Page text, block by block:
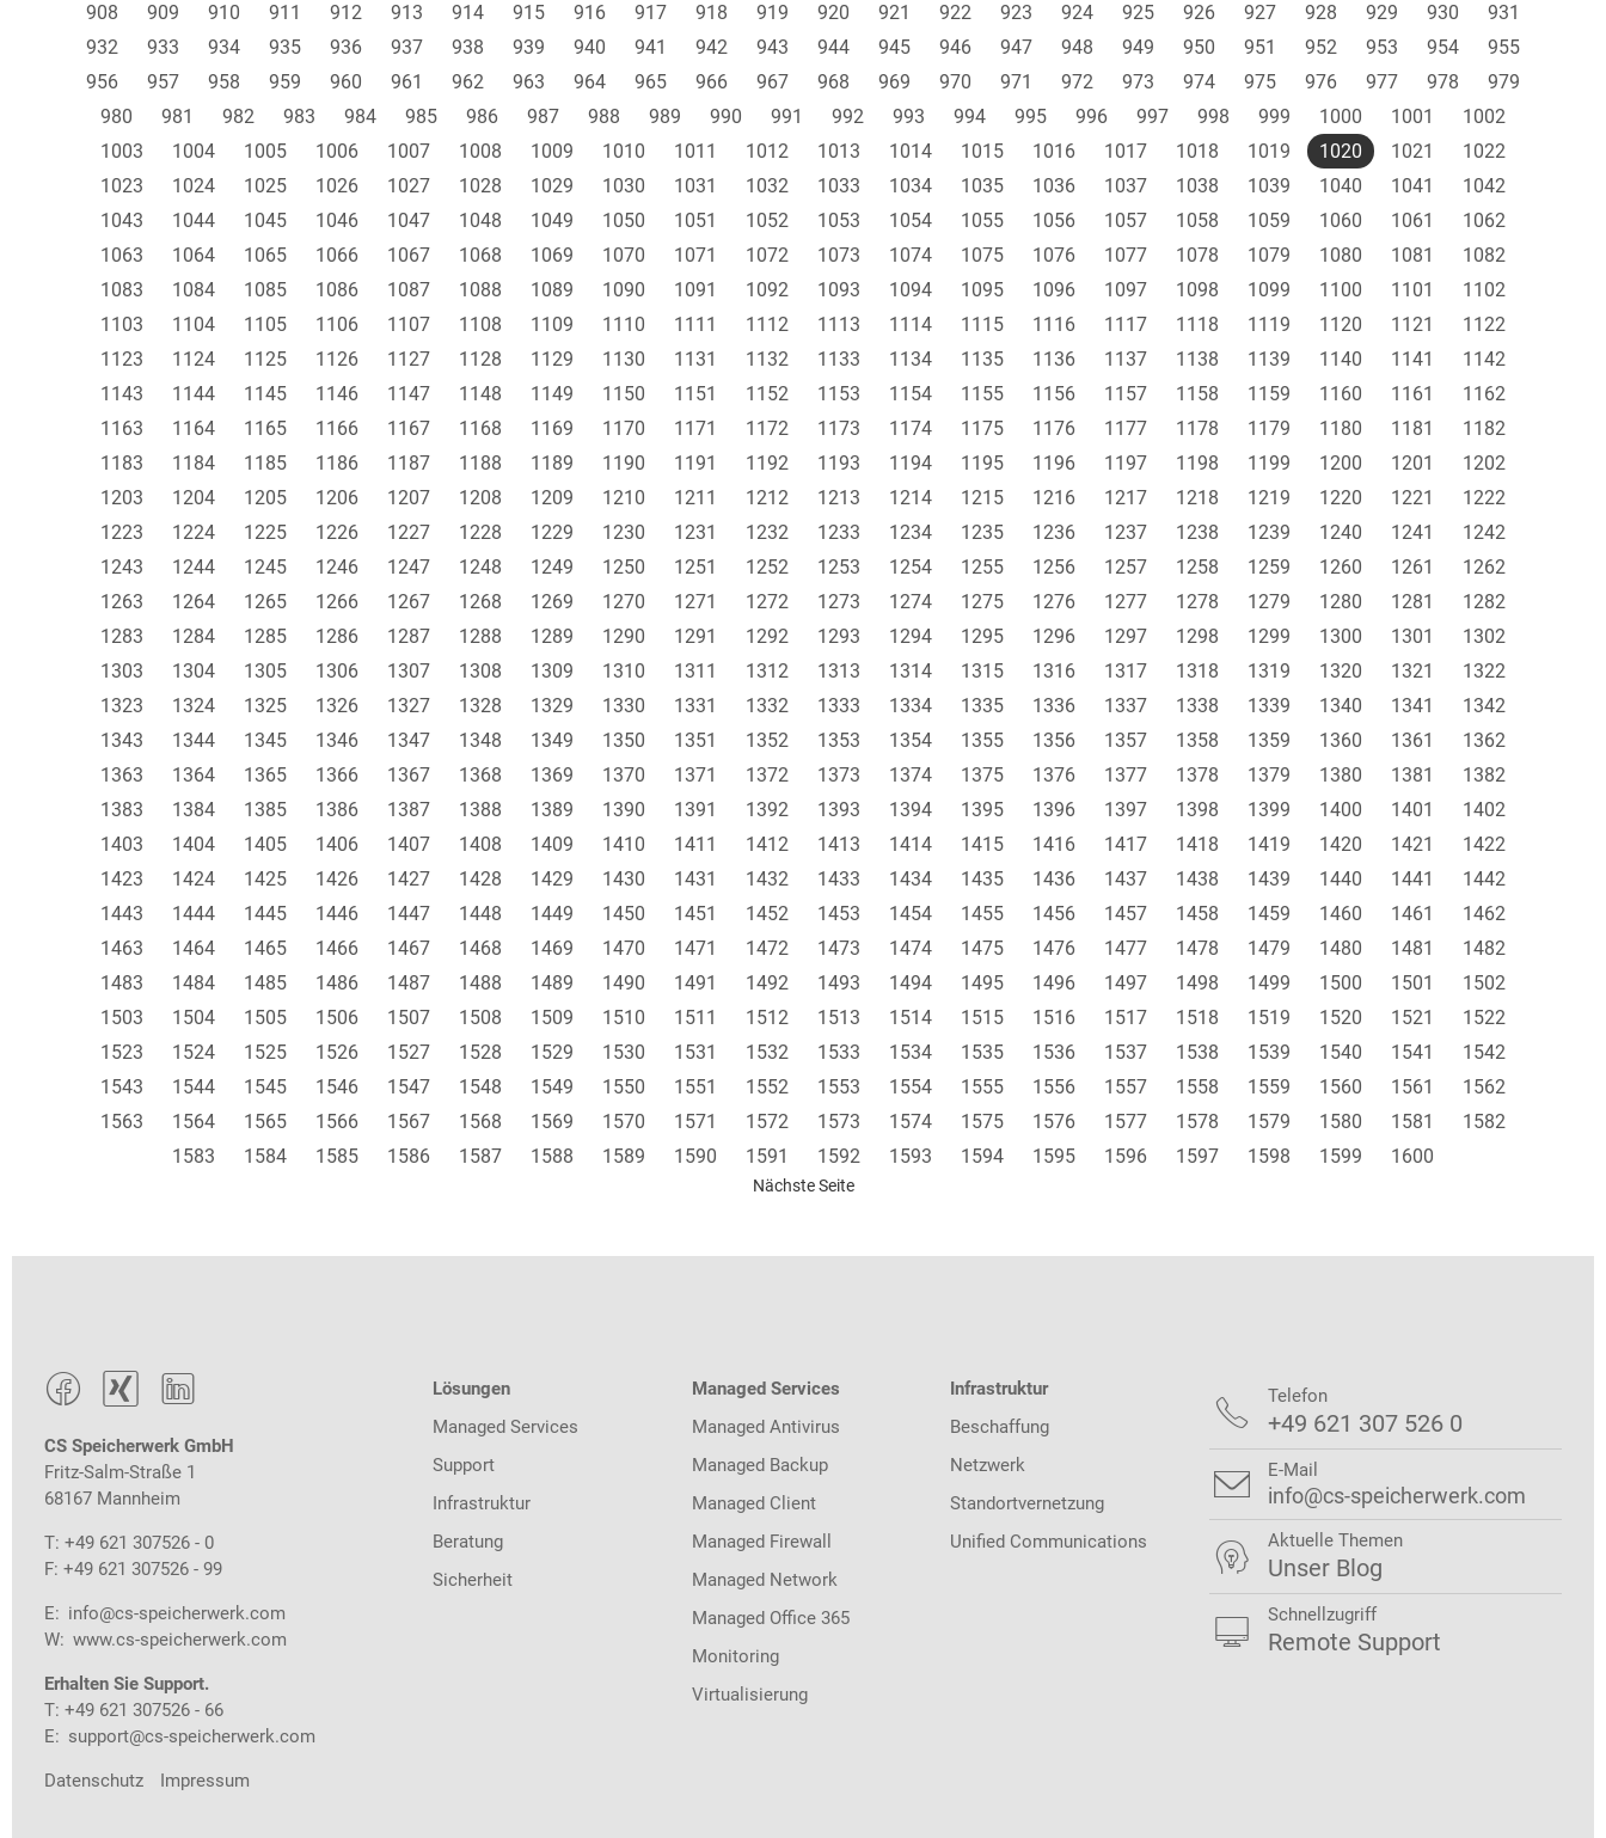
908
909 910 911 912 913 914 915 916 917 918 919 920 921 922 923 924 925 926 927 928 929 930
931
932
933 934 935 936 937 938 939 940 941 942 943 944 945 946 947 948 949 950 951 952 953 954
955
956
957 958 959 960 961 962 963 964 965 966 967 968 969 970 971 972 973 974 975 976 977 978
979
980
981 982 983 984 985 986 987 988 989 990 991 992 993 994 995 996 997 998 999 1000 1001
1002
1003
1004 1005 1006 1007 1008 1009 1010 1011 1012 1013 1014 1015 1016 1017 1018 1019 1020 1021
1022
1023
1024 1025 1026 1027 1028 1029 1030 1031 1032 1033 1034 1035 1036 1037 1038 1039 1040 1041
1042
1043
1044 1045 1046 1047 1048 1049 1050 1051 1052 1053 1054 1055 1056 1057 1058 1059 1060 1061
1062
1063
1064 1065 1066 1067 1068 1069 1070 1071 1072 1073 1074 1075 1076 1077 1078 1079 1080 1081
1082
1083
1084 1085 1086 1087 1088 1089 1090 1091 1092 1093 1094 1095 1096 1097 1098 1099 1100 1101
1102
1103
1104 1105 1106 1107 1108 1109 1110 1111 1112 1113 1114 1115 1116 1117 1118 1119 1120 1121
1122
1123
1124 1125 1126 1127 1128 1129 1130 1131 1132 1133 1134 1135 1136 1137 1138 1139 1140 1141
1142
1143
1144 1145 1146 1147 1148 1149 1150 1151 1152 1153 1154 1155 1156 1157 1158 1159 1160 1161
1162
1163
1164 1165 1166 1167 1168 1169 1170 1171 1172 1173 1174 1175 1176 1177 1178 1179 1180 1181
1182
1183
1184 1185 1186 1187 1188 1189 1190 1191 1192 1193 1194 1195 1196 1197 1198 1199 1200 1201
1202
1203
1204 1205 1206 1207 1208 1209 1210 1211 1212 1213 1214 1215 1216 1217 1218 1219 1220 1221
1222
1223
1224 1225 1226 1227 1228 1229 1230 1231 1232 1233 1234 1235 1236 1237 1238 1239 1240 1241
1242
1243
1244 1245 1246 1247 1248 1249 1250 1251 1252 1253 1254 1255 1256 1257 1258 1259 1260 1261
1262
1263
1264 1265 1266 1267 1268 1269 1270 1271 1272 1273 1274 1275 1276 1277 1278 1279 1280 1281
1282
1283
1284 1285 1286 1287 1288 1289 1290 1291 1292 1293 1294 1295 1296 1297 1298 1299 1300 1301
1302
1303
1304 1305 1306 1307 1308 1309 1310 1311 1312 1313 1314 1315 1316 1317 1318 1319 1320 1321
1322
1323
1324 1325 1326 1327 1328 1329 1330 1331 1332 1333 1334 1335 1336 1337 1338 1339 1340 1341
1342
1343
1344 1345 1346 1347 1348 1349 1350 1351 1352 1353 1354 1355 1356 1357 1358 1359 1360 1361
1362
1363
1364 1365 1366 1367 1368 1369 1370 1371 1372 1373 1374 1375 1376 1377 1378 1379 1380 1381
1382
1383
1384 1385 1386 1387 1388 1389 1390 1391 1392 1393 1394 1395 1396 1397 1398 1399 1400 1401
1402
1403
1404 1405 1406 1407 1408 1409 1410 1411 1412 1413 1414 1415 1416 1417 1418 1419 1420 1421
1422
1423
1424 1425 1426 1427 1428 1429 1430 1431 1432 1433 1434 1435 1436 1437 1438 1439 1440 1441
1442
1443
1444 1445 1446 1447 1448 1449 1450 1451 1452 1453 1454 1455 1456 1457 1458 1459 1460 1461
1462
1463
1464 1465 1466 1467 1468 1469 1470 1471 1472 1473 1474 1475 1476 1477 1478 1479 1480 1481
1482
1483
1484 1485 1486 1487 1488 1489 1490 1491 1492 1493 1494 1495 1496 1497 1498 1499 1500 1501
1502
1503
1504 1505 1506 1507 1508 1509 1510 1511 1512 1513 1514 1515 1516 1517 1518 1519 1520 1521
1522
1523
1524 1525 1526 1527 1528 1529 1530 1531 1532 1533 1534 1535 1536 1537 1538 1539 1540 1541
1542
1543
1544 1545 1546 1547 1548 1549 1550 1551 1552 1553 1554 1555 1556 1557 1558 1559 1560 1561
1562
1563
1564 1565 1566 1567 1568 1569 1570 1571 1572 1573 1574 1575 1576 1577 1578 1579 1580 1581
1582
1583
1584 1585 1586 1587 1588 1589 1590 1591 1592 1593 1594 1595 1596 1597 1598 1599 1600
Nächste Seite
  
CS Speicherwerk GmbH
Fritz-Salm-Straße 1
68167 Mannheim
T: +49 621 307526 - 0
F: +49 621 307526 - 99
E: info@cs-speicherwerk.com
W: www.cs-speicherwerk.com
Erhalten Sie Support.
T: +49 621 307526 - 66
E: support@cs-speicherwerk.com
Datenschutz Impressum
Lösungen
Managed Services
Support
Infrastruktur
Beratung
Sicherheit
Managed Services
Managed Antivirus
Managed Backup
Managed Client
Managed Firewall
Managed Network
Managed Office 365
Monitoring
Virtualisierung
Infrastruktur
Beschaffung
Netzwerk
Standortvernetzung
Unified Communications
 Telefon
+49 621 307 526 0
 E-Mail
info@cs-speicherwerk.com
 Aktuelle Themen
Unser Blog
 Schnellzugriff
Remote Support